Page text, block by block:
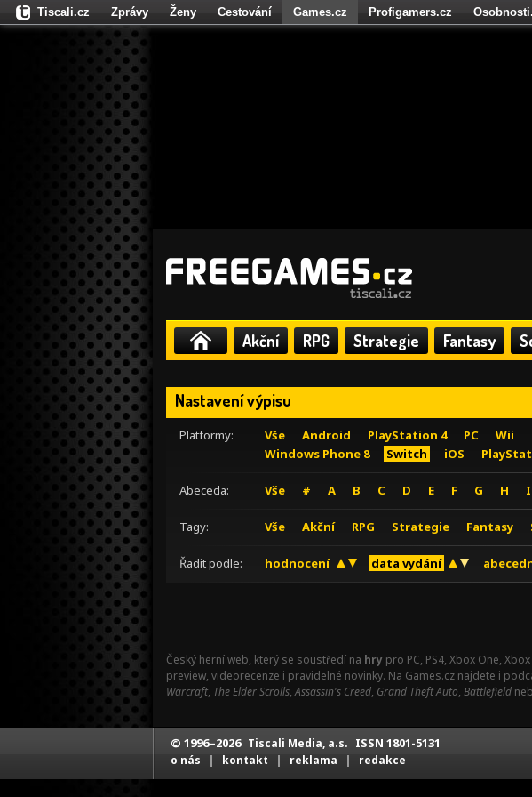
Akční RPG Strategie Fantasy
Nastavení výpisu
Platformy: Vše Android PlayStation 4 PC Wii
Windows Phone 8
Switch iOS
Abeceda: Vše # A B C D E F G H I
Tagy: Vše Akční RPG Strategie Fantasy
Řadit podle: hodnocení data vydání
Český herní web, který se soustředí na hry pro PC, PS4, Xbox One,
preview, videorecenze i pravidelné novinky. Na Games.cz najdete i
Warcraft, The Elder Scrolls,Assassin's Creed, Grand Theft Auto, Battlefield
Tiscali.cz Zprávy Ženy Cestování Games.cz Profigamers.cz
Fights.cz
© 1996–2026 Tiscali Media, a.s. ISSN 1801-5131
o nás | kontakt | reklama | redakce